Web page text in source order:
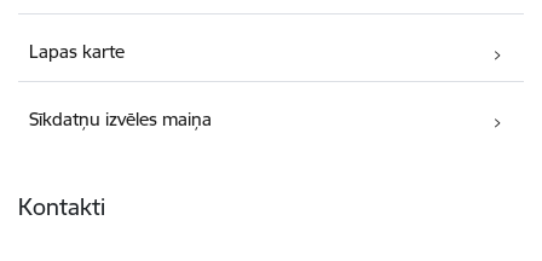
Lapas karte
Sīkdatņu izvēles maiņa
Kontakti